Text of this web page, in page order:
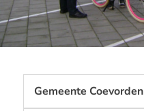
Gemeente Coevorden